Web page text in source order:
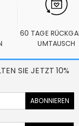
60 TAGE
UMTAUSCH
SIE JETZT 10%
ABONNIEREN